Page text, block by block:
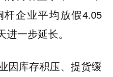
企业平均放假4.05
一步延长。
因库存积压、提货缓